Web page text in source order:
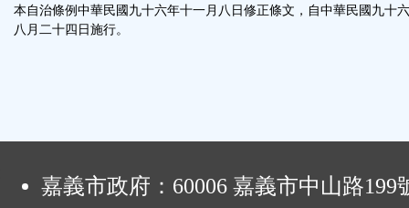
本自治條例中華民國九十六年十一月八日修正條文，自中華民國九十
八月二十四日施行。
嘉義市政府：60006 嘉義市中山路199